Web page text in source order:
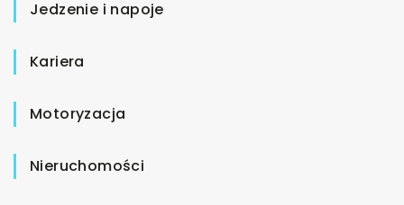
Jedzenie i napoje
Kariera
Motoryzacja
Nieruchomości